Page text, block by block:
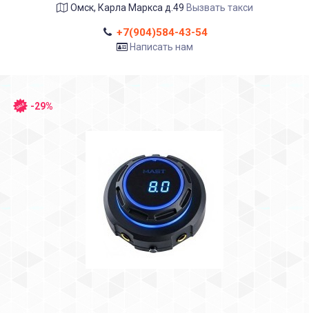
Омск, Карла Маркса д.49 Вызвать такси
+7(904)584-43-54
Написать нам
-29%